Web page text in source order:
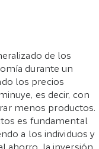
de los
durante un
los precios
es decir, con
menos productos.
es fundamental
a los individuos y